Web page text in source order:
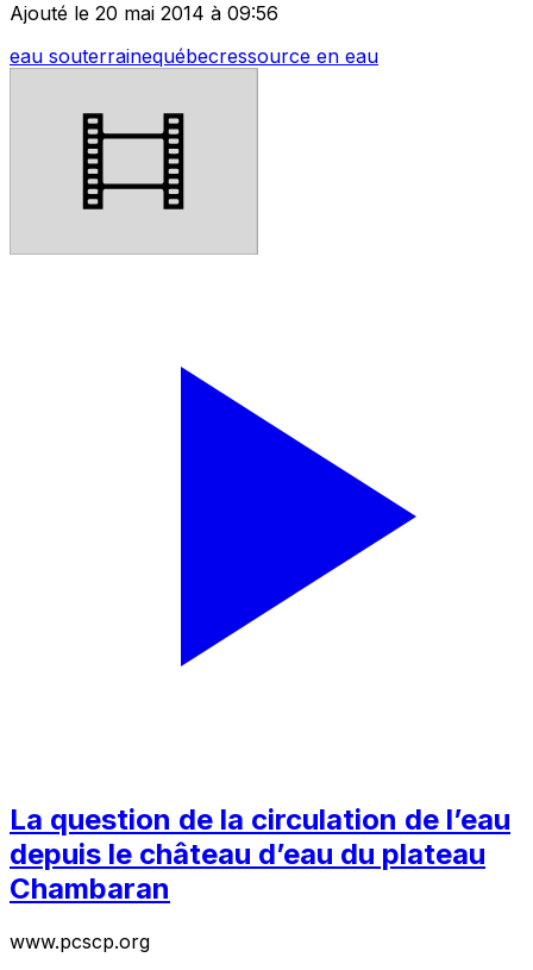
Ajouté le 20 mai 2014 à 09:56
eau souterrainequébecressource en eau
La question de la circulation de l’eau
depuis le château d’eau du plateau
Chambaran
www.pcscp.org